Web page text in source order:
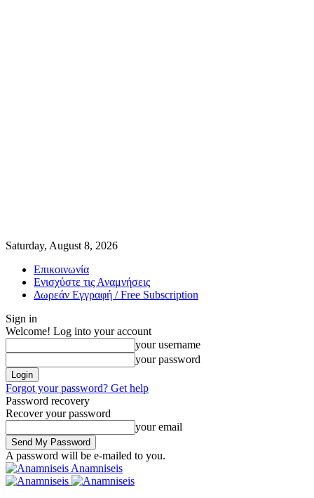
Saturday, August 8, 2026
Επικοινωνία
Ενισχύστε τις Αναμνήσεις
Δωρεάν Εγγραφή / Free Subscription
Sign in
Welcome! Log into your account
your username
your password
Forgot your password? Get help
Password recovery
Recover your password
your email
A password will be e-mailed to you.
Anamniseis